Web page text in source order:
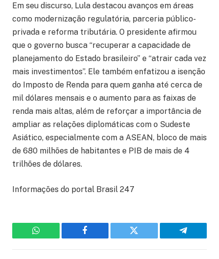
Em seu discurso, Lula destacou avanços em áreas
como modernização regulatória, parceria público-
privada e reforma tributária. O presidente afirmou
que o governo busca “recuperar a capacidade de
planejamento do Estado brasileiro” e “atrair cada vez
mais investimentos”. Ele também enfatizou a isenção
do Imposto de Renda para quem ganha até cerca de
mil dólares mensais e o aumento para as faixas de
renda mais altas, além de reforçar a importância de
ampliar as relações diplomáticas com o Sudeste
Asiático, especialmente com a ASEAN, bloco de mais
de 680 milhões de habitantes e PIB de mais de 4
trilhões de dólares.
Informações do portal Brasil 247
WhatsApp Facebook Twitter Telegram